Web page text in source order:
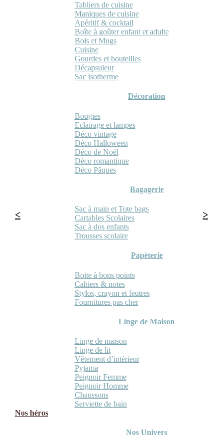
Tabliers de cuisine
Maniques de cuisine
Apéritif & cocktail
Boîte à goûter enfant et adulte
Bols et Mugs
Cuisine
Gourdes et bouteilles
Décapsuleur
Sac isotherme
Décoration
Bougies
Eclairage et lampes
Déco vintage
Déco Halloween
Déco de Noël
Déco romantique
Déco Pâques
Bagagerie
Sac à main et Tote bags
Cartables Scolaires
Sac à dos enfants
Trousses scolaire
Papèterie
Boite à bons points
Cahiers & notes
Stylos, crayon et feutres
Fournitures pas cher
Linge de Maison
Linge de maison
Linge de lit
Vêtement d’intérieur
Pyjama
Peignoir Femme
Peignoir Homme
Chaussons
Serviette de bain
Nos héros
Nos Univers